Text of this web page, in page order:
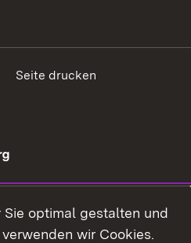
Seite drucken
Sie optimal gestalten und
wir Cookies.